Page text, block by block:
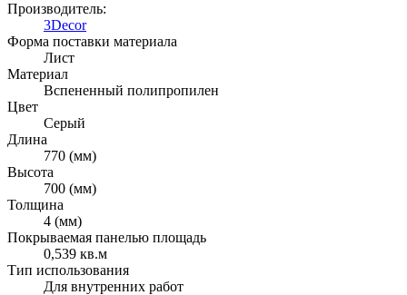
Производитель:
3Decor
Форма поставки материала
Лист
Материал
Вспененный полипропилен
Цвет
Серый
Длина
770 (мм)
Высота
700 (мм)
Толщина
4 (мм)
Покрываемая панелью площадь
0,539 кв.м
Тип использования
Для внутренних работ